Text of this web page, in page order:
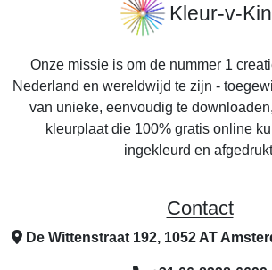
Kleur-v-
Onze missie is om de nummer 1
Nederland en wereldwijd te zijn -
van unieke, eenvoudig te
kleurplaat die 100% gratis online
ingekleurd en
Contact
De Wittenstraat 192, 1052 AT